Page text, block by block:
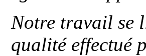
Notre travail se
qualité effectué